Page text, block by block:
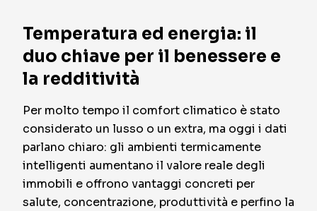
Temperatura ed energia: il
duo chiave per il benessere e
la redditività
Per molto tempo il comfort climatico è stato
considerato un lusso o un extra, ma oggi i dati
parlano chiaro: gli ambienti termicamente
intelligenti aumentano il valore reale degli
immobili e offrono vantaggi concreti per
salute, concentrazione, produttività e perfino la